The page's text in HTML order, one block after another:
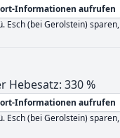
Informationen aufrufen
Esch (bei Gerolstein) sparen,
Hebesatz: 330 %
Informationen aufrufen
Esch (bei Gerolstein) sparen,